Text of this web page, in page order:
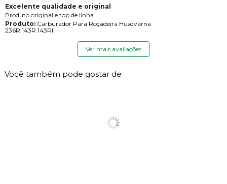
Excelente qualidade e original
Produto original e top de linha
Produto:Carburador Para Roçadeira Husqvarna
236R 143R 143RII
Ver mais avaliações
Você também pode gostar de